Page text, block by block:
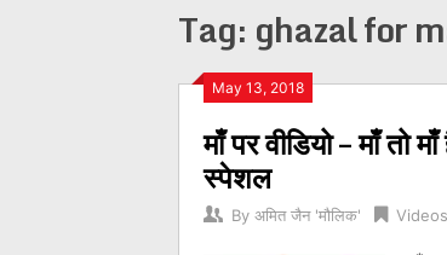
Tag: ghazal for
May 13, 2018
माँ पर वीडियो – माँ
स्पेशल
By अमित जैन 'मौलिक' Videos
Posts
navigation